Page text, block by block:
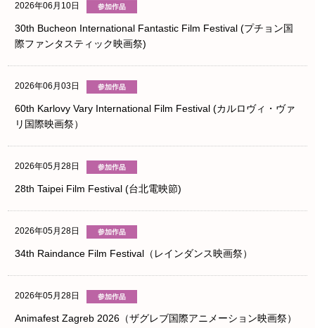
2026年06月10日
30th Bucheon International Fantastic Film Festival (プチョン国
際ファンタスティック映画祭)
2026年06月03日
60th Karlovy Vary International Film Festival (カルロヴィ・ヴァ
リ国際映画祭）
2026年05月28日
28th Taipei Film Festival (台北電映節)
2026年05月28日
34th Raindance Film Festival（レインダンス映画祭）
2026年05月28日
Animafest Zagreb 2026（ザグレブ国際アニメーション映画祭）